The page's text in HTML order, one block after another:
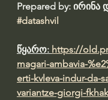
Prepared by: ირინა
#datashvil
წყარო: https://
magari-ambavia-
erti-kvleva-indur-da-
variantze-giorgi-